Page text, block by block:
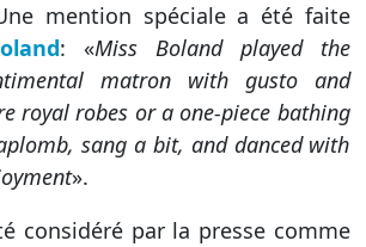
mention spéciale a été faite
: «Miss Boland played the
matron with gusto and
royal robes or a one-piece bathing
sang a bit, and danced with
».
considéré par la presse comme